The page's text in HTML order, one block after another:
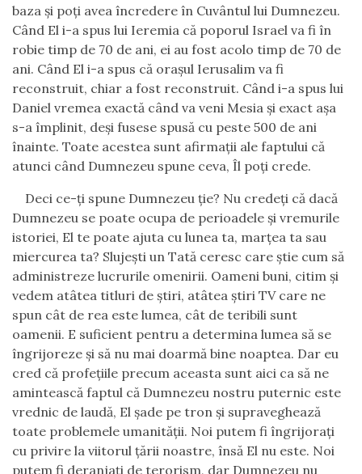
baza și poți avea încredere în Cuvântul lui Dumnezeu.
Când El i-a spus lui Ieremia că poporul Israel va fi în
robie timp de 70 de ani, ei au fost acolo timp de 70 de
ani. Când El i-a spus că orașul Ierusalim va fi
reconstruit, chiar a fost reconstruit. Când i-a spus lui
Daniel vremea exactă când va veni Mesia și exact așa
s-a împlinit, deși fusese spusă cu peste 500 de ani
înainte. Toate acestea sunt afirmații ale faptului că
atunci când Dumnezeu spune ceva, Îl poți crede.
Deci ce-ți spune Dumnezeu ție? Nu credeți că dacă
Dumnezeu se poate ocupa de perioadele și vremurile
istoriei, El te poate ajuta cu lunea ta, marțea ta sau
miercurea ta? Slujești un Tată ceresc care știe cum să
administreze lucrurile omenirii. Oameni buni, citim și
vedem atâtea titluri de știri, atâtea știri TV care ne
spun cât de rea este lumea, cât de teribili sunt
oamenii. E suficient pentru a determina lumea să se
îngrijoreze și să nu mai doarmă bine noaptea. Dar eu
cred că profețiile precum aceasta sunt aici ca să ne
amintească faptul că Dumnezeu nostru puternic este
vrednic de laudă, El șade pe tron și supraveghează
toate problemele umanității. Noi putem fi îngrijorați
cu privire la viitorul țării noastre, însă El nu este. Noi
putem fi deranjați de terorism, dar Dumnezeu nu